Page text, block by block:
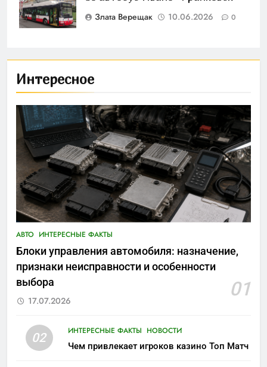
Злата Верещак 10.06.2026 0
Интересное
АВТО ИНТЕРЕСНЫЕ ФАКТЫ
Блоки управления автомобиля: назначение,
признаки неисправности и особенности
выбора
01
17.07.2026
02 ИНТЕРЕСНЫЕ ФАКТЫ НОВОСТИ
Чем привлекает игроков казино Топ Матч